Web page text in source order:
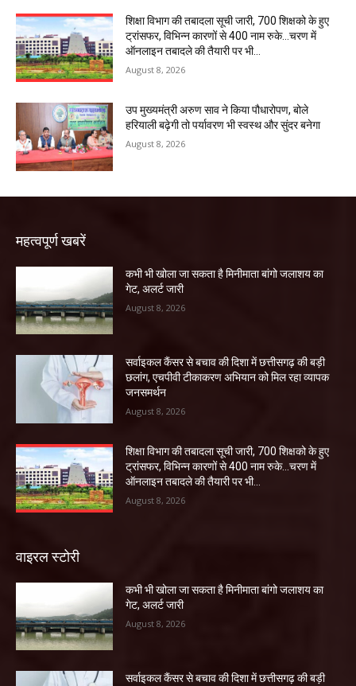
शिक्षा विभाग की तबादला सूची जारी, 700 शिक्षको के हुए
ट्रांसफर, विभिन्न कारणों से 400 नाम रुके…चरण में
ऑनलाइन तबादले की तैयारी पर भी...
August 8, 2026
उप मुख्यमंत्री अरुण साव ने किया पौधारोपण, बोले
हरियाली बढ़ेगी तो पर्यावरण भी स्वस्थ और सुंदर बनेगा
August 8, 2026
महत्वपूर्ण खबरें
कभी भी खोला जा सकता है मिनीमाता बांगो जलाशय का
गेट, अलर्ट जारी
August 8, 2026
सर्वाइकल कैंसर से बचाव की दिशा में छत्तीसगढ़ की बड़ी
छलांग, एचपीवी टीकाकरण अभियान को मिल रहा व्यापक
जनसमर्थन
August 8, 2026
शिक्षा विभाग की तबादला सूची जारी, 700 शिक्षको के हुए
ट्रांसफर, विभिन्न कारणों से 400 नाम रुके…चरण में
ऑनलाइन तबादले की तैयारी पर भी...
August 8, 2026
वाइरल स्टोरी
कभी भी खोला जा सकता है मिनीमाता बांगो जलाशय का
गेट, अलर्ट जारी
August 8, 2026
सर्वाइकल कैंसर से बचाव की दिशा में छत्तीसगढ़ की बड़ी